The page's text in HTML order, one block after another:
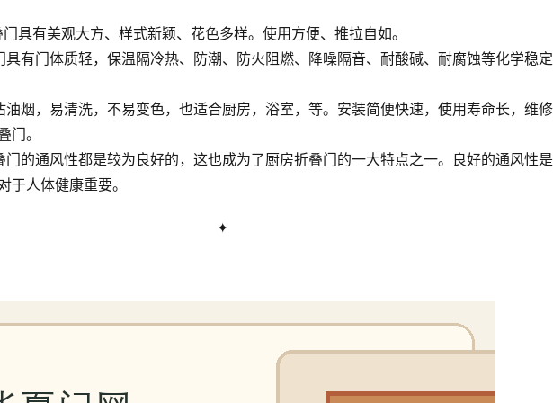
具有美观大方、样式新颖、花色多样。使用方便、推拉自如。
有门体质轻，保温隔冷热、防潮、防火阻燃、降噪隔音、耐酸碱、耐腐蚀等化学稳定
烟，易清洗，不易变色，也适合厨房，浴室，等。安装简便快速，使用寿命长，维
门。
的通风性都是较为良好的，这也成为了厨房折叠门的一大特点之一。良好的通风性
于人体健康重要。
✦